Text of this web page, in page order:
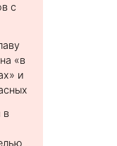
с
«в
и
в